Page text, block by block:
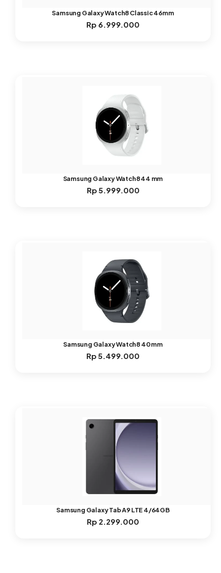
Samsung Galaxy Watch8 Classic 46mm
Rp 6.999.000
Samsung Galaxy Watch8 44 mm
Rp 5.999.000
Samsung Galaxy Watch8 40 mm
Rp 5.499.000
Samsung Galaxy Tab A9 LTE 4/64GB
Rp 2.299.000